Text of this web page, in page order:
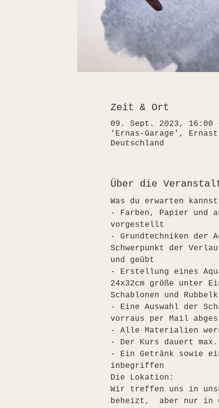
Zeit & Ort
09. Sept. 2023, 16:00
'Ernas-Garage',
Deutschland
Über die
Was du erwarten
- Farben, Papier und
vorgestellt
- Grundtechniken der
Schwerpunkt der
und geübt
- Erstellung eines
24x32cm größe unter
Schablonen und
- Eine Auswahl der
vorraus per Mail
- Alle Materialien
- Der Kurs dauert
- Ein Getränk sowie
inbegriffen
Die Lokation:
Wir treffen uns in
beheizt,  aber nur in